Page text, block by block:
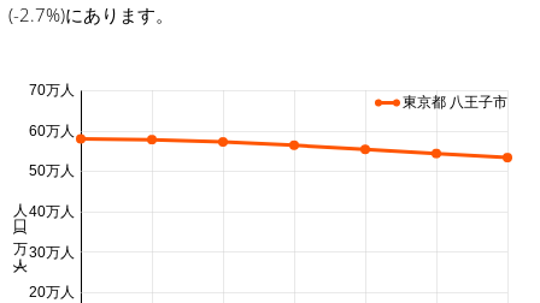
(-2.7%)にあります。
20万人
30万人
40万人
50万人
60万人
70万人
人口 (万人)
東京都 八王子市